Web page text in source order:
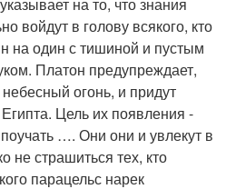
войдут в голову всякого, кто
на один с тишиной и пустым
Платон предупреждает,
небесный огонь, и придут
Цель их появления -
…. Они они и увлекут в
не страшиться тех, кто
парацельс нарек